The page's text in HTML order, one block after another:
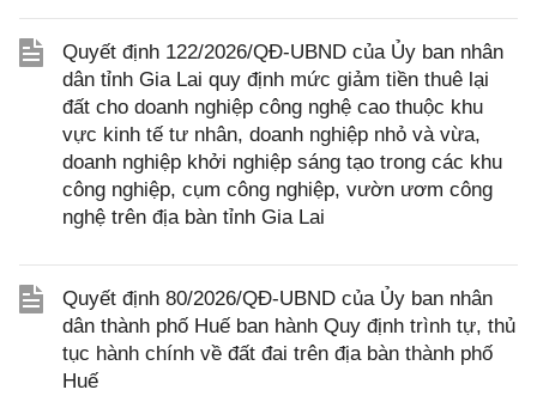
Quyết định 122/2026/QĐ-UBND của Ủy ban nhân
dân tỉnh Gia Lai quy định mức giảm tiền thuê lại
đất cho doanh nghiệp công nghệ cao thuộc khu
vực kinh tế tư nhân, doanh nghiệp nhỏ và vừa,
doanh nghiệp khởi nghiệp sáng tạo trong các khu
công nghiệp, cụm công nghiệp, vườn ươm công
nghệ trên địa bàn tỉnh Gia Lai
Quyết định 80/2026/QĐ-UBND của Ủy ban nhân
dân thành phố Huế ban hành Quy định trình tự, thủ
tục hành chính về đất đai trên địa bàn thành phố
Huế